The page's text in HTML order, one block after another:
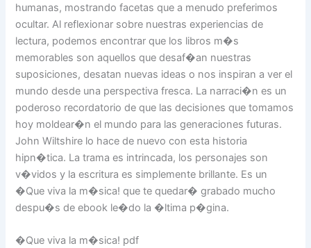
humanas, mostrando facetas que a menudo preferimos
ocultar. Al reflexionar sobre nuestras experiencias de
lectura, podemos encontrar que los libros m�s
memorables son aquellos que desaf�an nuestras
suposiciones, desatan nuevas ideas o nos inspiran a ver el
mundo desde una perspectiva fresca. La narraci�n es un
poderoso recordatorio de que las decisiones que tomamos
hoy moldear�n el mundo para las generaciones futuras.
John Wiltshire lo hace de nuevo con esta historia
hipn�tica. La trama es intrincada, los personajes son
v�vidos y la escritura es simplemente brillante. Es un
�Que viva la m�sica! que te quedar� grabado mucho
despu�s de ebook le�do la �ltima p�gina.
�Que viva la m�sica! pdf